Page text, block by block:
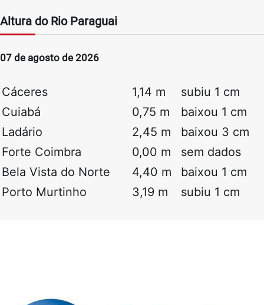
Altura do Rio Paraguai
07 de agosto de 2026
Cáceres 1,14 m
subiu 1 cm
Cuiabá
0,75 m
baixou 1 cm
Ladário
2,45 m
baixou 3 cm
Forte Coimbra
0,00 m
sem dados
Bela Vista do Norte
4,40 m
baixou 1 cm
Porto Murtinho
3,19 m subiu 1 cm